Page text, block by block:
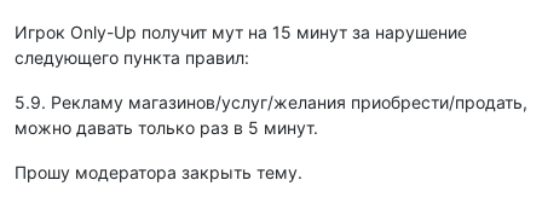
Игрок Only-Up получит мут на 15 минут за нарушение
следующего пункта правил:
5.9. Рекламу магазинов/услуг/желания приобрести/продать,
можно давать только раз в 5 минут.
Прошу модератора закрыть тему.